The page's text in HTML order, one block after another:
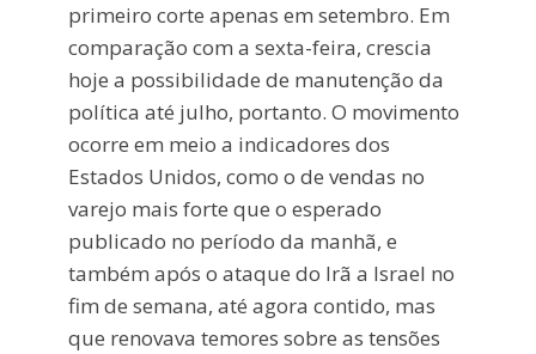
primeiro corte apenas em setembro. Em
comparação com a sexta-feira, crescia
hoje a possibilidade de manutenção da
política até julho, portanto. O movimento
ocorre em meio a indicadores dos
Estados Unidos, como o de vendas no
varejo mais forte que o esperado
publicado no período da manhã, e
também após o ataque do Irã a Israel no
fim de semana, até agora contido, mas
que renovava temores sobre as tensões